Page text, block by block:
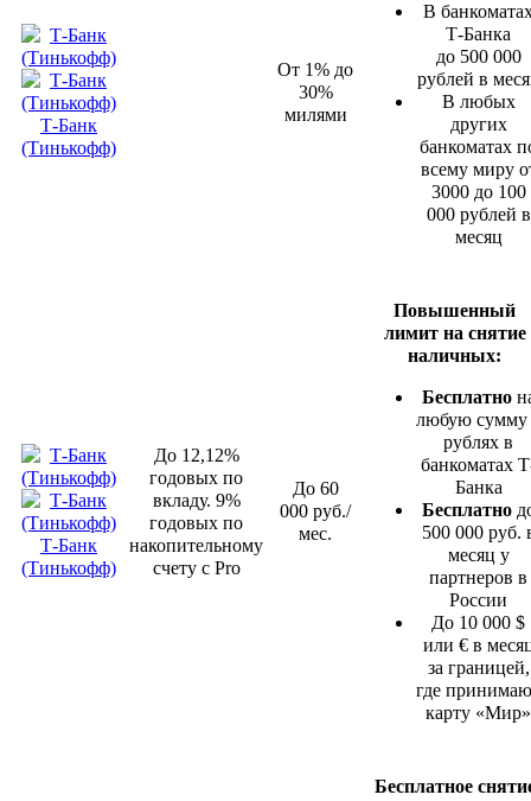
Т-Банк
(Тинькофф)
От 1% до
30%
милями
В
Т-Банка
до 500 000
рублей в
В любых
других
банкоматах
всему миру
3000 до 100
000 рублей в
месяц
Т-Банк
(Тинькофф)
До 12,12%
годовых по
вкладу. 9%
годовых по
накопительному
счету с Pro
До 60
000 руб./
мес.
Повышенный
лимит на снятие
наличных:
Бесплатно
любую сумму
рублях в
банкоматах
Банка
Бесплатно
500 000 руб.
месяц у
партнеров в
России
До 10 000 $
или € в
за границей,
где
карту «Мир»
Бесплатное